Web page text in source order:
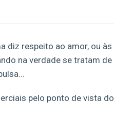
diz respeito ao amor, ou às
na verdade se tratam de
pelo ponto de vista do